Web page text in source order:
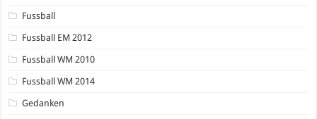
Fussball
Fussball EM 2012
Fussball WM 2010
Fussball WM 2014
Gedanken